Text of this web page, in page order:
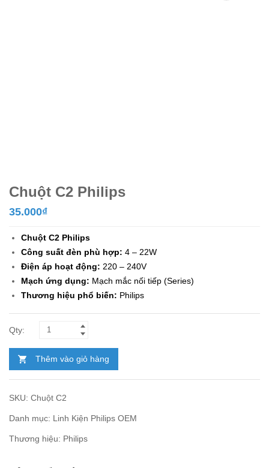
Chuột C2 Philips
35.000₫
Chuột C2 Philips
Công suất đèn phù hợp: 4 – 22W
Điện áp hoạt động: 220 – 240V
Mạch ứng dụng: Mạch mắc nối tiếp (Series)
Thương hiệu phổ biến: Philips
Thêm vào giỏ hàng
SKU: Chuột C2
Danh mục: Linh Kiện Philips OEM
Thương hiệu: Philips